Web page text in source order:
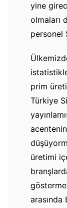
yine
olmaları
personel
prim
Türkiye
üretimi